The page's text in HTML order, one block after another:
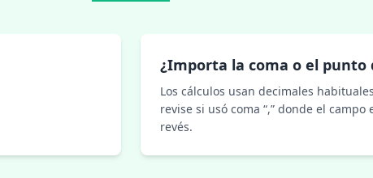
¿Importa la coma o el punto
Los cálculos usan decimales
revise si usó coma “,” donde el campo
revés.